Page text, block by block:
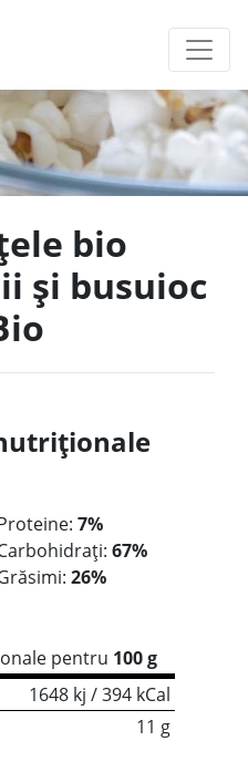
bio
și busuioc
7%
67%
26%
pentru 100 g
1648 kj / 394 kCal
11 g